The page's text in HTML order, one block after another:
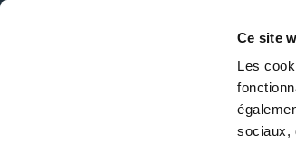
Ce site
Les
sociaux,
DE LA PAGE BLANCHE... AU
/ Libres de